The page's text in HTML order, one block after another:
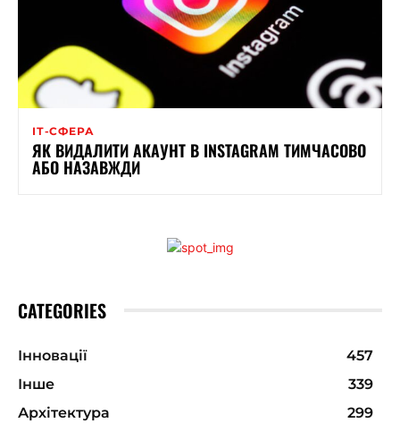
ІТ-СФЕРА
ЯК ВИДАЛИТИ АКАУНТ В INSTAGRAM ТИМЧАСОВО
АБО НАЗАВЖДИ
CATEGORIES
Інновації
457
Інше
339
Архітектура
299